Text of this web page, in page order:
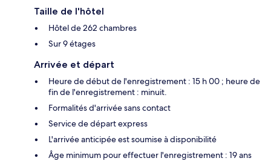
Taille de l'hôtel
Hôtel de 262 chambres
Sur 9 étages
Arrivée et départ
Heure de début de l'enregistrement : 15 h 00 ; heure de
fin de l'enregistrement : minuit.
Formalités d'arrivée sans contact
Service de départ express
L'arrivée anticipée est soumise à disponibilité
Âge minimum pour effectuer l'enregistrement : 19 ans